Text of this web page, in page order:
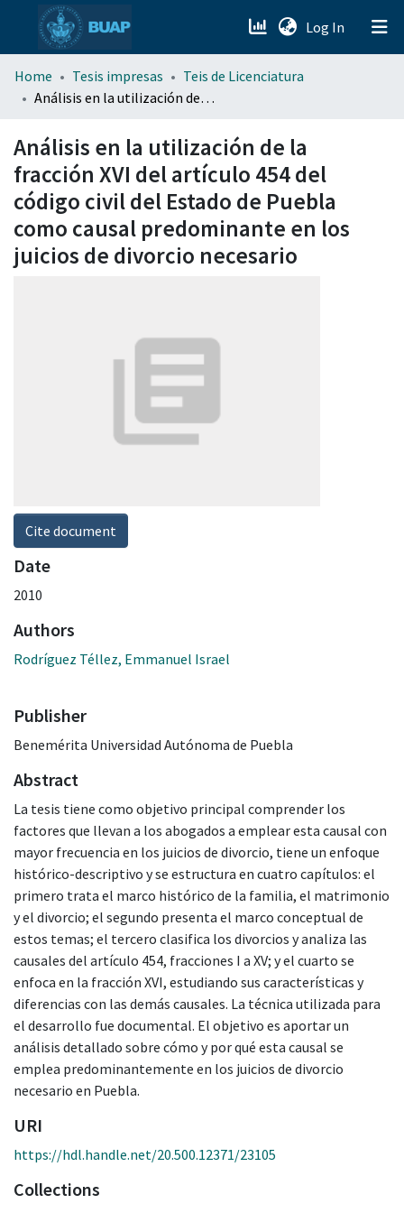
Log In (current)
menu.section.about_menu
Home Tesis impresas
Teis de Licenciatura
Análisis en la utilización de la fracción XVI del artículo 454 del código civil del Estado de Puebla como causal predominante en los juicios de divorcio necesario
Análisis en la utilización de la
fracción XVI del artículo 454 del
código civil del Estado de Puebla
como causal predominante en los
juicios de divorcio necesario
Cite document
Date
2010
Authors
Rodríguez Téllez, Emmanuel Israel
Publisher
Benemérita Universidad Autónoma de Puebla
Abstract
La tesis tiene como objetivo principal comprender los
factores que llevan a los abogados a emplear esta causal con
mayor frecuencia en los juicios de divorcio, tiene un enfoque
histórico-descriptivo y se estructura en cuatro capítulos: el
primero trata el marco histórico de la familia, el matrimonio
y el divorcio; el segundo presenta el marco conceptual de
estos temas; el tercero clasifica los divorcios y analiza las
causales del artículo 454, fracciones I a XV; y el cuarto se
enfoca en la fracción XVI, estudiando sus características y
diferencias con las demás causales. La técnica utilizada para
el desarrollo fue documental. El objetivo es aportar un
análisis detallado sobre cómo y por qué esta causal se
emplea predominantemente en los juicios de divorcio
necesario en Puebla.
URI
https://hdl.handle.net/20.500.12371/23105
Collections